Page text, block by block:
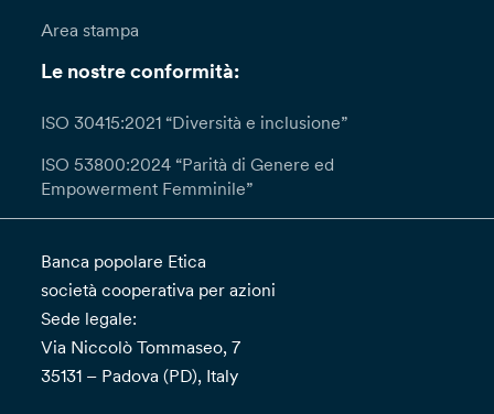
Area stampa
Le nostre conformità:
ISO 30415:2021 “Diversità e inclusione”
ISO 53800:2024 “Parità di Genere ed
Empowerment Femminile”
Banca popolare Etica
società cooperativa per azioni
Sede legale:
Via Niccolò Tommaseo, 7
35131 – Padova (PD), Italy